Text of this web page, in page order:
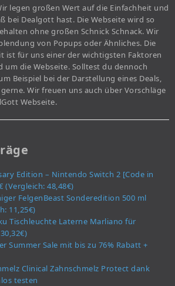
legen großen Wert auf die Einfachheit und
bei Dealgott hast. Die Webseite wird so
ohne großen Schnick Schnack. Wir
von Popups oder Ähnliches. Die
ist für uns einer der wichtigsten Faktoren
um die Webseite. Solltest du dennoch
Beispiel bei der Darstellung eines Deals,
Wir freuen uns auch über Vorschläge
Webseite.
Edition – Nintendo Switch 2 [Code in
(Vergleich: 48,48€)
FelgenBeast Sonderedition 500 ml
11,25€)
Tischleuchte Laterne Marliano für
Summer Sale mit bis zu 76% Rabatt +
Clinical Zahnschmelz Protect dank
testen